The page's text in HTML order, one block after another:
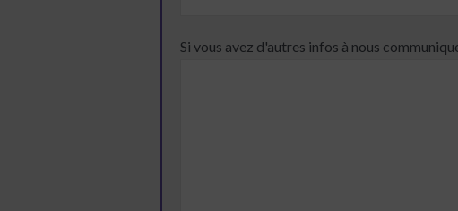
Si vous avez d'autres infos à nous